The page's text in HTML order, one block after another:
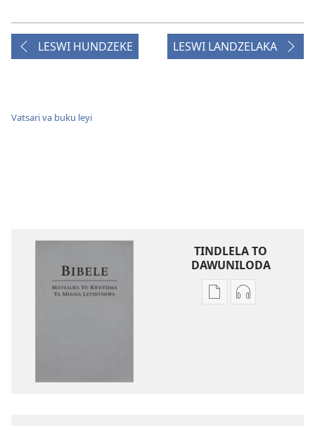
LESWI HUNDZEKE LESWI LANDZELAKA
Vatsari va buku leyi
TINDLELA TO
DAWUNILODA
TindlelaTindlela